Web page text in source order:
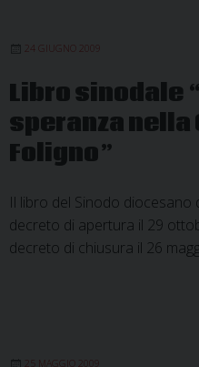
24 GIUGNO 2009
Libro sinodale
speranza nella
Foligno”
Il libro del Sinodo diocesano
decreto di apertura il 29
decreto di chiusura il 26
25 MAGGIO 2009